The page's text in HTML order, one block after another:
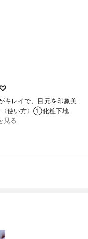
キレイで、目元を印象美
〈使い方〉①化粧下地
見る